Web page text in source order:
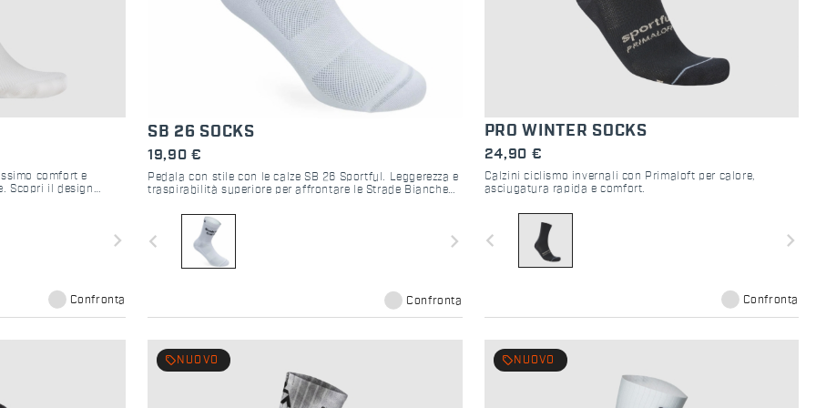
comfort e
Scopri il design
navigate_next
Confronta
SB 26 SOCKS
19,90 €
Pedala con stile con le calze SB 26 Sportful. Leggerezza e
traspirabilità superiore per affrontare le Strade Bianche
navigate_before navigate_next
Confronta
PRO WINTER SOCKS
24,90 €
Calzini ciclismo invernali con Primaloft per calore,
asciugatura rapida e comfort.
navigate_before navigate_next
Confronta
local_offer NUOVO local_offer NUOVO